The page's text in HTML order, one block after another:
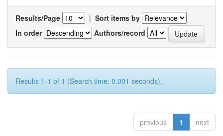
Results/Page | Sort items by
In order
Authors/record
Results 1-1 of 1 (Search time: 0.001 seconds).
previous 1 next